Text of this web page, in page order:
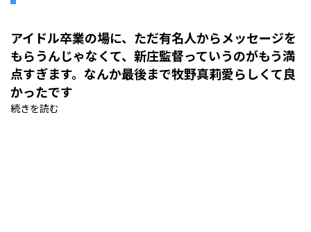
アイドル卒業の場に、ただ有名人からメッセージを
もらうんじゃなくて、新庄監督っていうのがもう満
点すぎます。なんか最後まで牧野真莉愛らしくて良
かったです
続きを読む